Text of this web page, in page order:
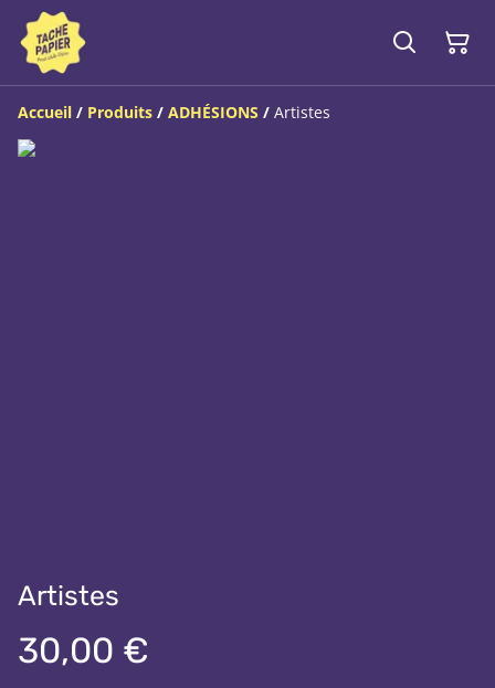
Accueil / Produits / ADHÉSIONS / Artistes
Artistes
30,00 €